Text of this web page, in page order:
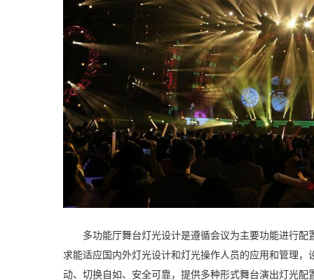
多功能厅舞台灯光设计是遵循会议为主要功能进行
求能适应国内外灯光设计和灯光操作人员的应用和管理
动、切换自如、安全可靠，提供多种形式舞台演出灯光配